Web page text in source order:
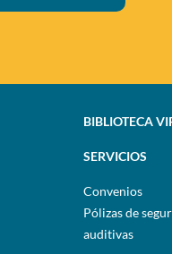
BIBLIOTECA
SERVICIOS
Convenios
Pólizas de
auditivas